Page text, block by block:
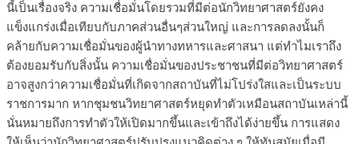
นี้เป็นเรื่องจริง ความเชื่อมั่นโดยรวมที่มีต่อนักวิทยาศาสตร์ยังคง
แข็งแกร่งเมื่อเทียบกับภาคส่วนอื่นๆส่วนใหญ่ และการลดลงนั้นก็
คล้ายกับความเชื่อมั่นของผู้นำทางทหารและศาสนา แต่ทำไมเราถึง
ต้องยอมรับกับสิ่งนั้น ความเชื่อมั่นของประชาชนที่มีต่อวิทยาศาสตร์
อาจสูงกว่าความเชื่อมั่นที่เกิดจากสถาบันที่ไม่โปร่งใสและเป็นระบบ
ราชการมาก หากชุมชนวิทยาศาสตร์หยุดทำตัวเหมือนสถาบันเหล่านี้
นั่นหมายถึงการทำตัวให้เปิดมากขึ้นและเข้าถึงได้ง่ายขึ้น การแสดง